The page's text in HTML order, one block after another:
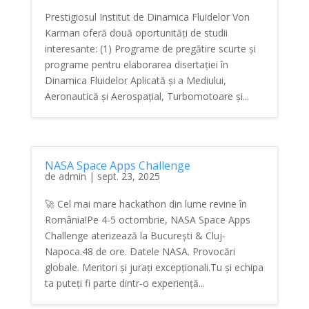
Prestigiosul Institut de Dinamica Fluidelor Von
Karman oferă două oportunități de studii
interesante: (1) Programe de pregătire scurte și
programe pentru elaborarea disertației în
Dinamica Fluidelor Aplicată și a Mediului,
Aeronautică și Aerospațial, Turbomotoare și...
NASA Space Apps Challenge
de admin | sept. 23, 2025
🚀 Cel mai mare hackathon din lume revine în
România!Pe 4-5 octombrie, NASA Space Apps
Challenge aterizează la București & Cluj-
Napoca.48 de ore. Datele NASA. Provocări
globale. Mentori și jurați excepționali.Tu și echipa
ta puteți fi parte dintr-o experiență...